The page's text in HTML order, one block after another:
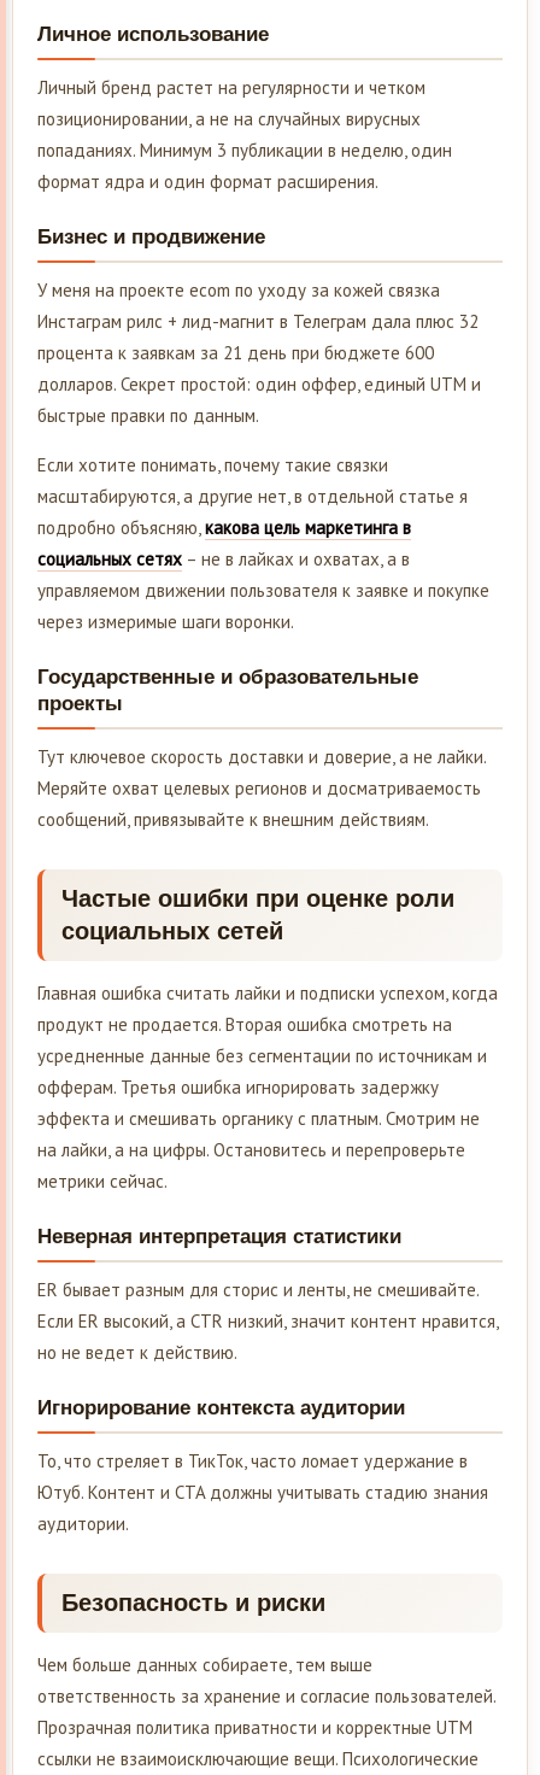
Личное использование
Личный бренд растет на регулярности и четком
позиционировании, а не на случайных вирусных
попаданиях. Минимум 3 публикации в неделю, один
формат ядра и один формат расширения.
Бизнес и продвижение
У меня на проекте ecom по уходу за кожей связка
Инстаграм рилс + лид-магнит в Телеграм дала плюс 32
процента к заявкам за 21 день при бюджете 600
долларов. Секрет простой: один оффер, единый UTM и
быстрые правки по данным.
Если хотите понимать, почему такие связки
масштабируются, а другие нет, в отдельной статье я
подробно объясняю,какова цель маркетинга в
социальных сетях – не в лайках и охватах, а в
управляемом движении пользователя к заявке и покупке
через измеримые шаги воронки.
Государственные и образовательные
проекты
Тут ключевое скорость доставки и доверие, а не лайки.
Меряйте охват целевых регионов и досматриваемость
сообщений, привязывайте к внешним действиям.
Частые ошибки при оценке роли
социальных сетей
Главная ошибка считать лайки и подписки успехом, когда
продукт не продается. Вторая ошибка смотреть на
усредненные данные без сегментации по источникам и
офферам. Третья ошибка игнорировать задержку
эффекта и смешивать органику с платным. Смотрим не
на лайки, а на цифры. Остановитесь и перепроверьте
метрики сейчас.
Неверная интерпретация статистики
ER бывает разным для сторис и ленты, не смешивайте.
Если ER высокий, а CTR низкий, значит контент нравится,
но не ведет к действию.
Игнорирование контекста аудитории
То, что стреляет в ТикТок, часто ломает удержание в
Ютуб. Контент и CTA должны учитывать стадию знания
аудитории.
Безопасность и риски
Чем больше данных собираете, тем выше
ответственность за хранение и согласие пользователей.
Прозрачная политика приватности и корректные UTM
ссылки не взаимоисключающие вещи. Психологические